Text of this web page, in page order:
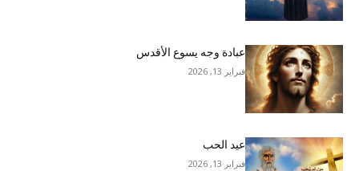
عبادة وجه يسوع الأقدس
فبراير 13, 2026
عيد الحب
فبراير 13, 2026